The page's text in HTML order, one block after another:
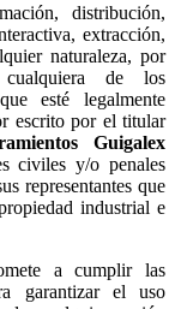
distribución,
extracción,
naturaleza, por
de los
esté legalmente
escrito por el titular
civiles y/o penales
representantes que
industrial e
a cumplir las
garantizar el uso